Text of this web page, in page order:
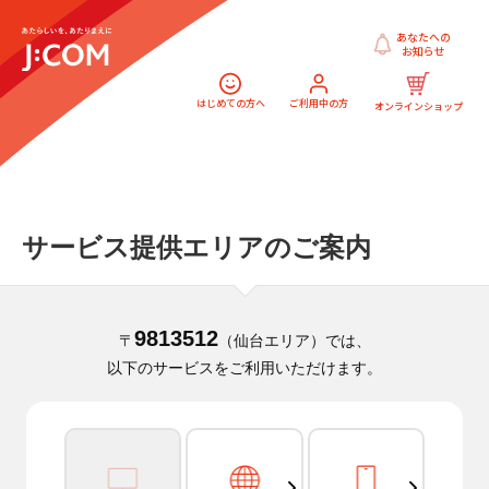
はじめての方へ ご利用中の方 オンラインショップ
あなたへの
お知らせ
サービス提供エリアのご案内
〒 9813512（仙台エリア）では、
以下のサービスをご利用いただけます。